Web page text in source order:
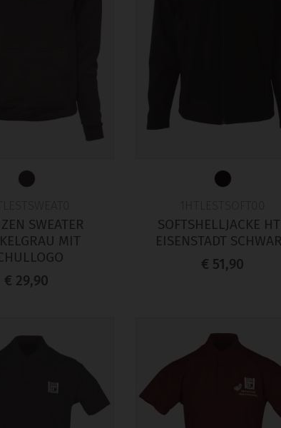
SWEATER
MIT
€ 29,90
SOFTSHELLJACKE
EISENSTADT
€ 51,90